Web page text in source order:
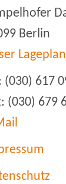
Berlin
Lageplan
(030) 617
(030) 679